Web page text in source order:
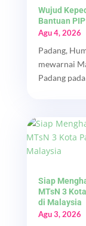
Wujud
Bantuan
Agu 4, 2026
Padang,
mewarnai
Padang
Siap
MTsN 3
di Malaysia
Agu 3, 2026